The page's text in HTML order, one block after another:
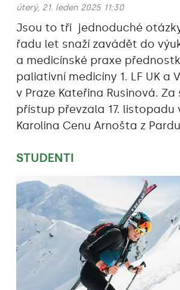
úterý, 21. leden 2025 11:30
Jsou to tři jednoduché
řadu let snaží zavádět do
a medicínské praxe
paliativní medicíny 1. LF UK a
v Praze Kateřina Rusinová.
přístup převzala 17. listopadu
Karolina Cenu Arnošta z
STUDENTI